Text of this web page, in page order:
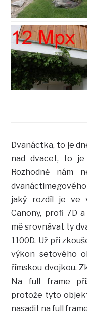
Dvanáctka, to je
nad dvacet, to
Rozhodně nám
jaký rozdíl je ve
Canony, profi 7D
mě srovnávat ty
1100D. Už při
výkon setového
římskou dvojkou.
Na full frame
protože tyto
nasadit na full